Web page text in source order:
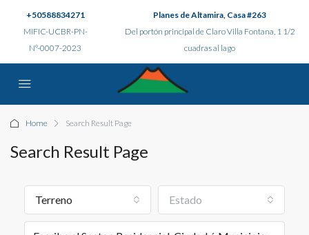
+50588834271
MIFIC-UCBR-PN-
N°-0007-2023
Planes de Altamira, Casa #263
Del portón principal de Claro Villa Fontana, 1 1/2
cuadras al lago
Home Search Result Page
Search Result Page
Terreno Estado